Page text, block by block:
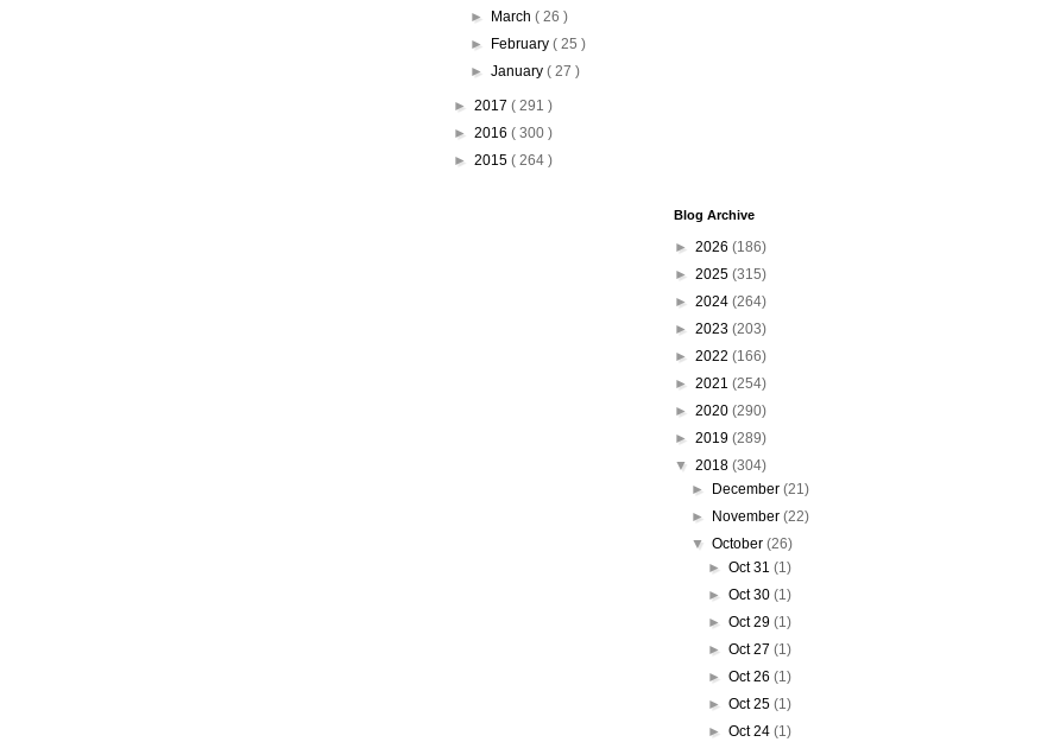
►
March ( 26 )
►
February ( 25 )
► January ( 27 )
► 2017 ( 291 )
► 2016 ( 300 )
► 2015 ( 264 )
Blog Archive
► 2026 (186)
► 2025 (315)
► 2024 (264)
► 2023 (203)
► 2022 (166)
► 2021 (254)
► 2020 (290)
► 2019 (289)
▼ 2018 (304)
►
December (21)
►
November (22)
▼ October (26)
►Oct 31(1)
►Oct 30(1)
►Oct 29(1)
►Oct 27(1)
►Oct 26(1)
►Oct 25(1)
►Oct 24(1)